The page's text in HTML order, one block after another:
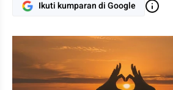
Ikuti kumparan di Google